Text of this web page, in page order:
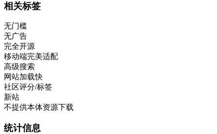
相关标签
无门槛
无广告
完全开源
移动端完美适配
高级搜索
网站加载快
社区评分/标签
新站
不提供本体资源下载
统计信息